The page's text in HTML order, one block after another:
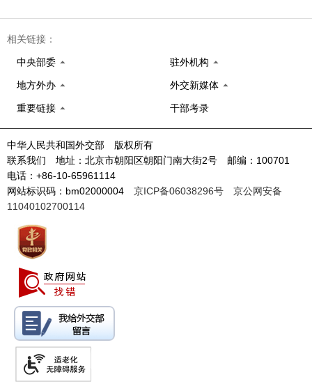
相关链接：
中央部委 驻外机构
地方外办 外交新媒体
重要链接 干部考录
中华人民共和国外交部 版权所有
联系我们 地址：北京市朝阳区朝阳门南大街2号 邮编：100701
电话：+86-10-65961114
网站标识码：bm02000004 京ICP备06038296号
京公网安备
11040102700114